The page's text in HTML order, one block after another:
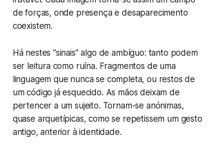
de forças, onde presença e desaparecimento
coexistem.
Há nestes “sinais” algo de ambíguo: tanto podem
ser leitura como ruína. Fragmentos de uma
linguagem que nunca se completa, ou restos de
um código já esquecido. As mãos deixam de
pertencer a um sujeito. Tornam-se anónimas,
quase arquetípicas, como se repetissem um gesto
antigo, anterior à identidade.